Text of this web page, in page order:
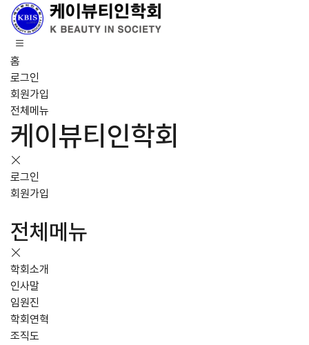
홈
로그인
회원가입
전체메뉴
케이뷰티인학회
로그인
회원가입
전체메뉴
학회소개
인사말
임원진
학회연혁
조직도